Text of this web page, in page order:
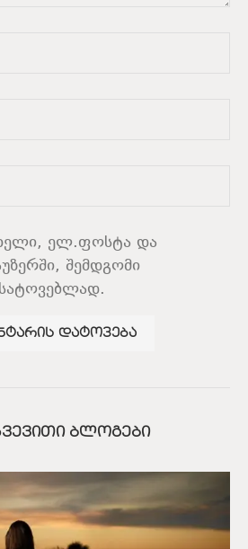
ელ.ფოსტა და
შემდგომი
ᲑᲚᲝᲒᲔᲑᲘ